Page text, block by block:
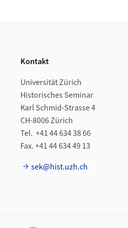
Kontakt
Universität Zürich
Historisches Seminar
Karl Schmid-Strasse 4
CH-8006 Zürich
Tel. +41 44 634 38 66
Fax. +41 44 634 49 13
sek@hist.uzh.ch